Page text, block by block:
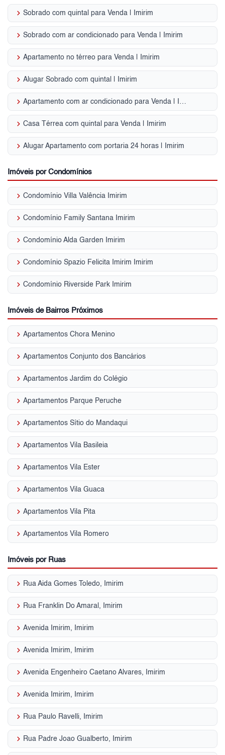
keyboard_arrow_right Sobrado com quintal para Venda | Imirim
keyboard_arrow_right Sobrado com ar condicionado para Venda | Imirim
keyboard_arrow_right Apartamento no térreo para Venda | Imirim
keyboard_arrow_right Alugar Sobrado com quintal | Imirim
keyboard_arrow_right Apartamento com ar condicionado para Venda | Imirim
keyboard_arrow_right Casa Térrea com quintal para Venda | Imirim
keyboard_arrow_right Alugar Apartamento com portaria 24 horas | Imirim
Imóveis por Condomínios
keyboard_arrow_right Condomínio Villa Valência Imirim
keyboard_arrow_right Condomínio Family Santana Imirim
keyboard_arrow_right Condomínio Alda Garden Imirim
keyboard_arrow_right Condomínio Spazio Felicita Imirim Imirim
keyboard_arrow_right Condomínio Riverside Park Imirim
Imóveis de Bairros Próximos
keyboard_arrow_right Apartamentos Chora Menino
keyboard_arrow_right Apartamentos Conjunto dos Bancários
keyboard_arrow_right Apartamentos Jardim do Colégio
keyboard_arrow_right Apartamentos Parque Peruche
keyboard_arrow_right Apartamentos Sítio do Mandaqui
keyboard_arrow_right Apartamentos Vila Basileia
keyboard_arrow_right Apartamentos Vila Ester
keyboard_arrow_right Apartamentos Vila Guaca
keyboard_arrow_right Apartamentos Vila Pita
keyboard_arrow_right Apartamentos Vila Romero
Imóveis por Ruas
keyboard_arrow_right Rua Aida Gomes Toledo, Imirim
keyboard_arrow_right Rua Franklin Do Amaral, Imirim
keyboard_arrow_right Avenida Imirim, Imirim
keyboard_arrow_right Avenida Imirim, Imirim
keyboard_arrow_right Avenida Engenheiro Caetano Alvares, Imirim
keyboard_arrow_right Avenida Imirim, Imirim
keyboard_arrow_right Rua Paulo Ravelli, Imirim
keyboard_arrow_right Rua Padre Joao Gualberto, Imirim